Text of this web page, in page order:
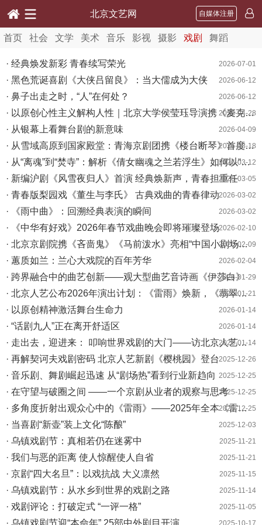
北京文艺网 自媒体注册
首页 社会 文学 美术 音乐 影视 摄影 戏剧 舞蹈
· 经典焕发新彩 青春续写荣光 2026-07-01
· 黑色荒诞喜剧《大侠吕留良》：当大儒成为大侠 2026-06-12
· 鼻子出走之时，“人”在何处？ 2026-06-12
· 以原创心性主义解构人性｜北京大学侯莹珏导演携《麦克白》斩获全国“友邻杯”重磅荣誉
2026-04-28
· 从银幕上看舞台剧的新意味 2026-04-09
· 从雪域高原到国家殿堂：青海京剧团携《楼台断琴》首度进京，一段七十年的“知音”之约
2026-03-18
· 从“离魂”到“焚寺”：解析《倩女幽魂之兰若浮生》如何以“融合剧”范式重塑经典IP
2026-03-12
· 新编沪剧《风雪夜归人》首演 经典焕新声，青春担重任2026-03-05
· 青春版梨园戏《董生与李氏》 古典戏曲的青春律动2026-03-02
· 《雨中曲》：回溯经典表演的瞬间 2026-03-02
· 《中华有好戏》2026年春节戏曲晚会即将璀璨登场2026-02-10
· 北京京剧院携《吝啬鬼》《马前泼水》亮相“中国小剧场戏曲展演”
2026-02-09
· 蕙质如兰：兰心大戏院的百年芳华 2026-02-04
· 跨界融合中的曲艺创新——观大型曲艺音诗画《伊莎白》
2026-01-29
· 北京人艺公布2026年演出计划：《雷雨》焕新，《翡翠城》等中外新作纷呈
2026-01-21
· 以原创精神激活舞台生命力 2026-01-14
· “话剧九人”正在离开舒适区 2026-01-14
· 走出去，迎进来： 叩响世界戏剧的大门——访北京人艺院长冯远征
2026-01-14
· 再解契诃夫戏剧密码 北京人艺新剧《樱桃园》登台2025-12-26
· 音乐剧、舞剧崛起迅速 从“剧场热”看到行业新趋向 2025-12-25
· 在守望与破圈之间 ——一个京剧从业者的观察与思考2025-12-25
· 多角度折射出观众心中的《雷雨》——2025年全本《雷雨》竞相上演探微
2025-12-25
· 当喜剧“新壶”装上文化“陈酿” 2025-12-03
· 乌镇戏剧节：真相若仍在迷雾中 2025-11-21
· 我们与恶的距离 使人惊醒使人自省 2025-11-21
· 京剧“四大名旦”：以戏抗战 大义凛然 2025-11-15
· 乌镇戏剧节：从水乡到世界的戏剧之路 2025-11-14
· 戏剧评论：打破定式 “一评一格” 2025-11-05
· 乌镇戏剧节迎“本命年” 25部中外剧目开演 2025-10-17